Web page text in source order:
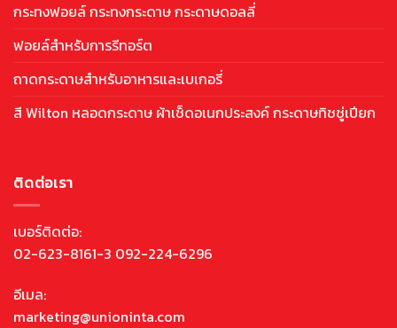
กระทงฟอยล์ กระทงกระดาษ กระดาษดอลลี่
ฟอยล์สำหรับการรีทอร์ต
ถาดกระดาษสำหรับอาหารและเบเกอรี่
สี Wilton หลอดกระดาษ ผ้าเช็ดอเนกประสงค์ กระดาษทิชชู่เปียก
ติดต่อเรา
เบอร์ติดต่อ:
02-623-8161-3 092-224-6296
อีเมล:
marketing@unioninta.com